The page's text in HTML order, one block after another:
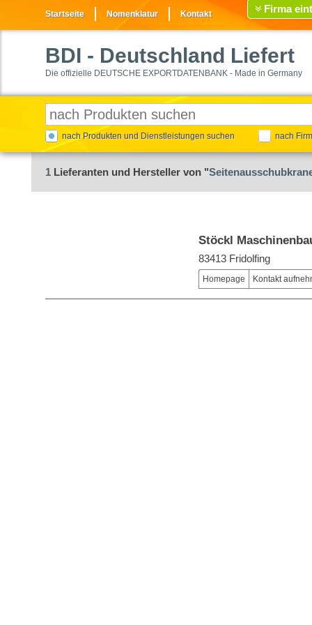
Startseite Nomenklatur Kontakt Firma
BDI - Deutschland Liefert
Die offizielle DEUTSCHE EXPORTDATENBANK - Made in Germany
nach Produkten und Dienstleistungen suchen nach
1 Lieferanten und Hersteller von "
Stöckl
83413 Fridolfing
Homepage Kontakt